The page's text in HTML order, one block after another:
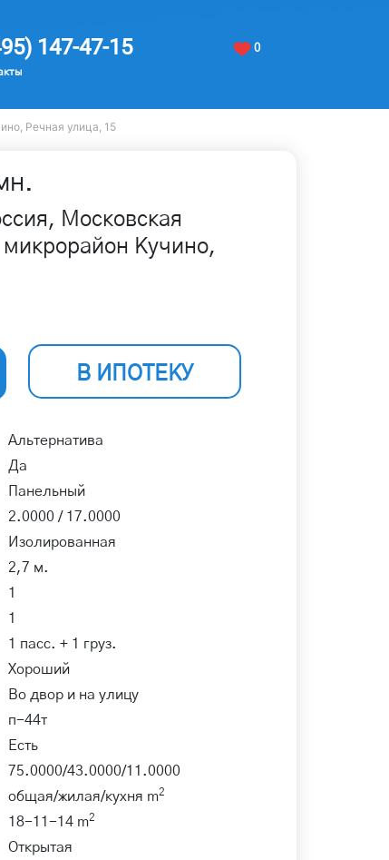
147-47-15 0
Речная улица, 15
Московская
Кучино,
В ИПОТЕКУ
Альтернатива
Да
Панельный
2.0000 / 17.0000
Изолированная
2,7 м.
1
1
1 пасс. + 1 груз.
Хороший
Во двор и на улицу
п-44т
Есть
75.0000/43.0000/11.0000
общая/жилая/кухня m2
18-11-14 m2
Открытая